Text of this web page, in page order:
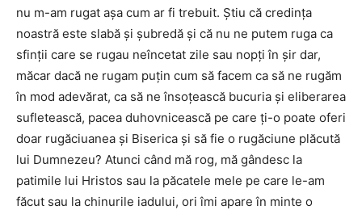
nu m-am rugat aşa cum ar fi trebuit. Ştiu că credinţa
noastră este slabă şi şubredă şi că nu ne putem ruga ca
sfinţii care se rugau neîncetat zile sau nopţi în şir dar,
măcar dacă ne rugam puţin cum să facem ca să ne rugăm
în mod adevărat, ca să ne însoţească bucuria şi eliberarea
sufletească, pacea duhovnicească pe care ţi-o poate oferi
doar rugăciuanea şi Biserica şi să fie o rugăciune plăcută
lui Dumnezeu? Atunci când mă rog, mă gândesc la
patimile lui Hristos sau la păcatele mele pe care le-am
făcut sau la chinurile iadului, ori îmi apare în minte o